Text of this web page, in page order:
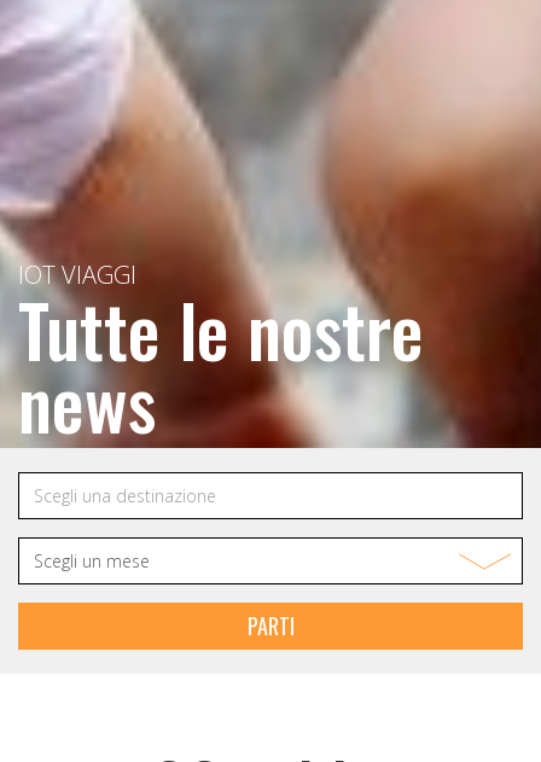
IOT VIAGGI
Tutte le nostre
news
PARTI